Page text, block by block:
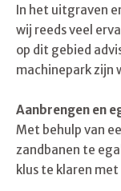
In het uitgraven
wij reeds veel
op dit gebied
machinepark zijn
Aanbrengen en
Met behulp van
zandbanen te
klus te klaren